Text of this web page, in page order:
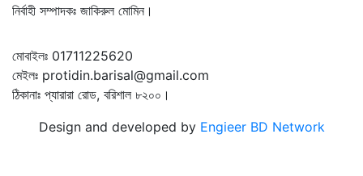
নির্বাহী সম্পাদকঃ জাকিরুল মোমিন।
মোবাইলঃ 01711225620
মেইলঃ protidin.barisal@gmail.com
ঠিকানাঃ প্যারারা রোড, বরিশাল ৮২০০।
Design and developed by Engieer BD Network